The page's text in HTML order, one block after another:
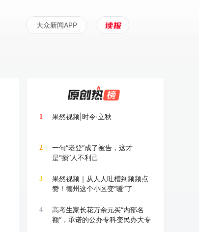
大众新闻APP
1 果然视频|时令·立秋
2
一句“老登”成了被告，这才
是“损”人不利己
3
果然视频｜从人人吐槽到频频点
赞！德州这个小区变“暖”了
4
高考生家长花万余元买“内部名
额”，承诺的公办专科变民办大专